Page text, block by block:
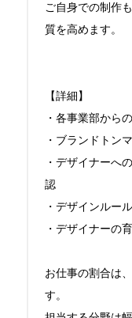
ご自身での制作
質を高めます。
【詳細】
・各事業部から
・ブランドトン
・デザイナーへ
認
・デザインルー
・デザイナーの
お仕事の割合は
す。